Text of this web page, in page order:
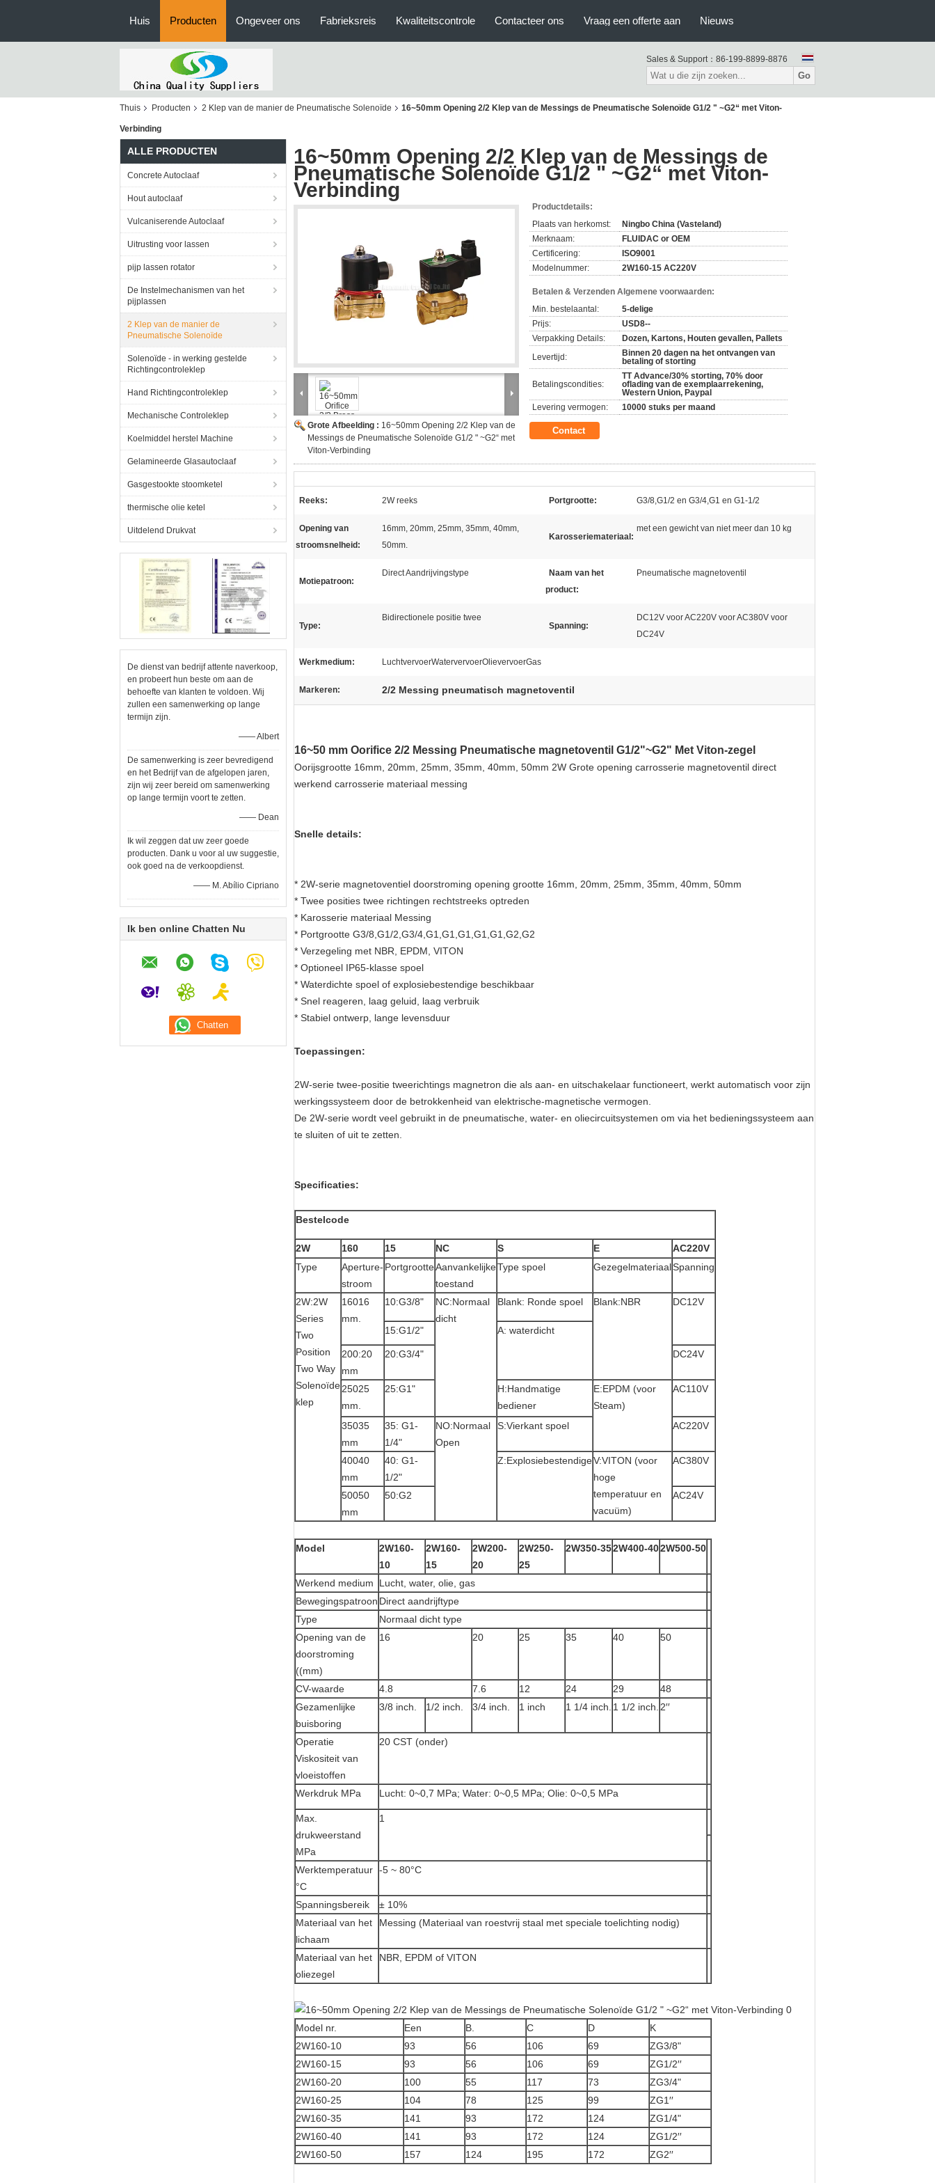
Huis Producten Ongeveer ons Fabrieksreis Kwaliteitscontrole Contacteer ons Vraag een offerte aan Nieuws
Sales & Support： 86-199-8899-8876
Go
Thuis Producten 2 Klep van de manier de Pneumatische Solenoïde 16~50mm Opening 2/2 Klep van de Messings de Pneumatische Solenoïde G1/2 " ~G2“ met Viton-
Verbinding
ALLE PRODUCTEN
Concrete Autoclaaf
Hout autoclaaf
Vulcaniserende Autoclaaf
Uitrusting voor lassen
pijp lassen rotator
De Instelmechanismen van het
pijplassen
2 Klep van de manier de
Pneumatische Solenoïde
Solenoïde - in werking gestelde
Richtingcontroleklep
Hand Richtingcontroleklep
Mechanische Controleklep
Koelmiddel herstel Machine
Gelamineerde Glasautoclaaf
Gasgestookte stoomketel
thermische olie ketel
Uitdelend Drukvat
De dienst van bedrijf attente naverkoop,
en probeert hun beste om aan de
behoefte van klanten te voldoen. Wij
zullen een samenwerking op lange
termijn zijn.
—— Albert
De samenwerking is zeer bevredigend
en het Bedrijf van de afgelopen jaren,
zijn wij zeer bereid om samenwerking
op lange termijn voort te zetten.
—— Dean
Ik wil zeggen dat uw zeer goede
producten. Dank u voor al uw suggestie,
ook goed na de verkoopdienst.
—— M. Abílio Cipriano
Ik ben online Chatten Nu
16~50mm Opening 2/2 Klep van de Messings de
Pneumatische Solenoïde G1/2 " ~G2“ met Viton-
Verbinding
Grote Afbeelding : 16~50mm Opening 2/2 Klep van de
Messings de Pneumatische Solenoïde G1/2 " ~G2“ met
Viton-Verbinding
Productdetails:
Plaats van herkomst:
Ningbo China (Vasteland)
Merknaam:
FLUIDAC or OEM
Certificering:
ISO9001
Modelnummer:
2W160-15 AC220V
Betalen & Verzenden Algemene voorwaarden:
Min. bestelaantal:
5-delige
Prijs:
USD8--
Verpakking Details:
Dozen, Kartons, Houten gevallen, Pallets
Levertijd:
Binnen 20 dagen na het ontvangen van
betaling of storting
Betalingscondities:
TT Advance/30% storting, 70% door
oflading van de exemplaarrekening,
Western Union, Paypal
Levering vermogen:
10000 stuks per maand
Contact
Reeks: 2W reeks Portgrootte: G3/8,G1/2 en G3/4,G1 en G1-1/2
Opening van
stroomsnelheid:
16mm, 20mm, 25mm, 35mm, 40mm,
50mm.
Karosseriemateriaal:
met een gewicht van niet meer dan 10 kg
Motiepatroon:
Direct Aandrijvingstype
Naam van het
product:
Pneumatische magnetoventil
Type:
Bidirectionele positie twee
Spanning:
DC12V voor AC220V voor AC380V voor
DC24V
Werkmedium: LuchtvervoerWatervervoerOlievervoerGas
Markeren: 2/2 Messing pneumatisch magnetoventil
16~50 mm Oorifice 2/2 Messing Pneumatische magnetoventil G1/2"~G2" Met Viton-zegel
Oorijsgrootte 16mm, 20mm, 25mm, 35mm, 40mm, 50mm 2W Grote opening carrosserie magnetoventil direct
werkend carrosserie materiaal messing
Snelle details:
* 2W-serie magnetoventiel doorstroming opening grootte 16mm, 20mm, 25mm, 35mm, 40mm, 50mm
* Twee posities twee richtingen rechtstreeks optreden
* Karosserie materiaal Messing
* Portgrootte G3/8,G1/2,G3/4,G1,G1,G1,G1,G1,G2,G2
* Verzegeling met NBR, EPDM, VITON
* Optioneel IP65-klasse spoel
* Waterdichte spoel of explosiebestendige beschikbaar
* Snel reageren, laag geluid, laag verbruik
* Stabiel ontwerp, lange levensduur
Toepassingen:
2W-serie twee-positie tweerichtings magnetron die als aan- en uitschakelaar functioneert, werkt automatisch voor zijn
werkingssysteem door de betrokkenheid van elektrische-magnetische vermogen.
De 2W-serie wordt veel gebruikt in de pneumatische, water- en oliecircuitsystemen om via het bedieningssysteem aan
te sluiten of uit te zetten.
Specificaties:
Bestelcode
2W 160 15 NC S E
AC220V
Type
Aperture-
stroom
PortgrootteAanvankelijke
toestand
Type spoel GezegelmateriaalSpanning
2W:2W
Series
Two
Position
Two Way
Solenoïde
klep
16016
mm.
10:G3/8"
NC:Normaal
dicht
Blank: Ronde spoel Blank:NBR DC12V
15:G1/2" A: waterdicht
200:20
mm
20:G3/4" DC24V
25025
mm.
25:G1"
H:Handmatige
bediener
E:EPDM (voor
Steam)
AC110V
35035
mm
35: G1-
1/4"
NO:Normaal
Open
S:Vierkant spoel AC220V
40040
mm
40: G1-
1/2"
Z:ExplosiebestendigeV:VITON (voor
hoge
temperatuur en
vacuüm)
AC380V
50050
mm
50:G2 AC24V
Model
2W160-
10
2W160-
15
2W200-
20
2W250-
25
2W350-352W400-402W500-50
Werkend medium
Lucht, water, olie, gas
Bewegingspatroon Direct aandrijftype
Type
Normaal dicht type
Opening van de
doorstroming
((mm)
16 20 25 35 40 50
CV-waarde 4.8 7.6 12 24 29
48
Gezamenlijke
buisboring
3/8 inch. 1/2 inch. 3/4 inch. 1 inch 1 1/4 inch. 1 1/2 inch. 2′′
Operatie
Viskositeit van
vloeistoffen
20 CST (onder)
Werkdruk MPa Lucht: 0~0,7 MPa; Water: 0~0,5 MPa; Olie: 0~0,5 MPa
Max.
drukweerstand
MPa
1
Werktemperatuur
°C
-5 ~ 80°C
Spanningsbereik
± 10%
Materiaal van het
lichaam
Messing (Materiaal van roestvrij staal met speciale toelichting nodig)
Materiaal van het
oliezegel
NBR, EPDM of VITON
Model nr. Een B. C D
K
2W160-10
93 56 106 69
ZG3/8"
2W160-15
93 56 106 69
ZG1/2′′
2W160-20
100 55 117 73
ZG3/4"
2W160-25
104 78 125 99
ZG1′′
2W160-35
141 93 172 124
ZG1/4"
2W160-40
141 93 172 124
ZG1/2′′
2W160-50
157 124 195 172 ZG2′′